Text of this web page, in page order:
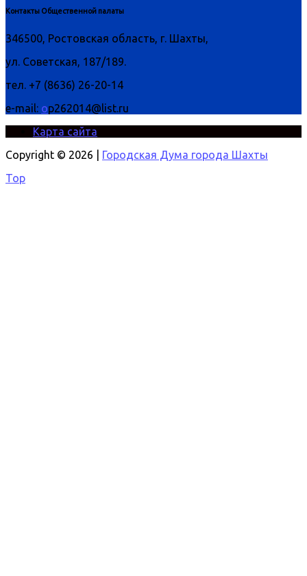
Контакты Общественной палаты
346500, Ростовская область, г. Шахты,
ул. Советская, 187/189.
тел. +7 (8636) 26-20-14
e-mail: op262014@list.ru
Карта сайта
Copyright © 2026 |
Городская Дума города Шахты
Top